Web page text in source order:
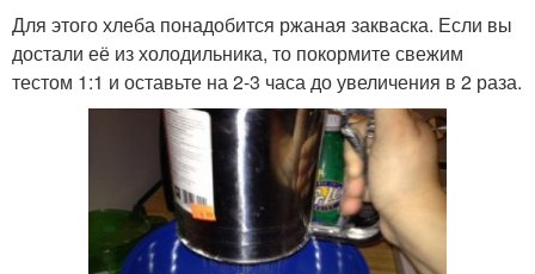
Для этого хлеба понадобится ржаная закваска. Если вы
достали её из холодильника, то покормите свежим
тестом 1:1 и оставьте на 2-3 часа до увеличения в 2 раза.